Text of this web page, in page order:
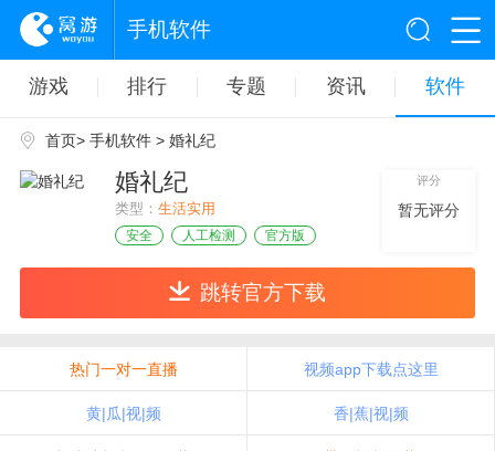
手机软件
游戏 排行 专题 资讯 软件
首页> 手机软件> 婚礼纪
婚礼纪
类型： 生活实用
安全 人工检测 官方版
评分
暂无评分
跳转官方下载
热门一对一直播 视频app下载点这里
黄|瓜|视|频 香|蕉|视|频